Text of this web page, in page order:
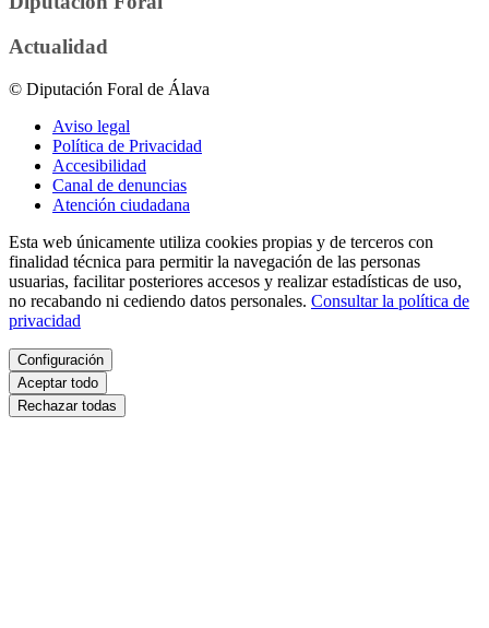
Actualidad
© Diputación Foral de Álava
Aviso legal
Política de Privacidad
Accesibilidad
Canal de denuncias
Atención ciudadana
Esta web únicamente utiliza cookies propias y de terceros con
finalidad técnica para permitir la navegación de las personas
usuarias, facilitar posteriores accesos y realizar estadísticas de uso,
no recabando ni cediendo datos personales. Consultar la política de
privacidad
Configuración
Aceptar todo
Rechazar todas